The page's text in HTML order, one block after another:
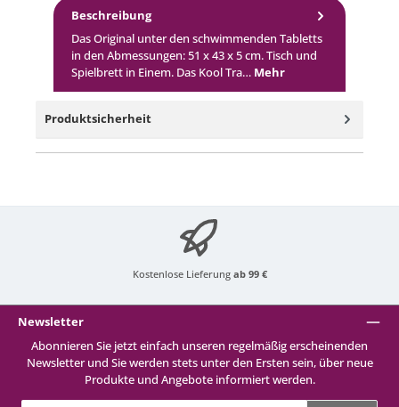
Beschreibung
Das Original unter den schwimmenden Tabletts
in den Abmessungen: 51 x 43 x 5 cm. Tisch und
Spielbrett in Einem. Das Kool Tra… Mehr
Produktsicherheit
Kostenlose Lieferung ab 99 €
Newsletter
Abonnieren Sie jetzt einfach unseren regelmäßig erscheinenden
Newsletter und Sie werden stets unter den Ersten sein, über neue
Produkte und Angebote informiert werden.